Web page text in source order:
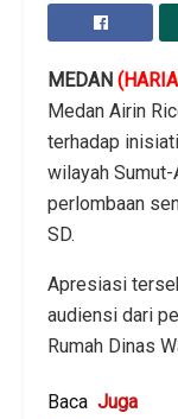
MEDAN
Medan Airin
terhadap
wilayah
perlombaan
SD.
Apresiasi
audiensi dari
Rumah Dinas
Baca Juga